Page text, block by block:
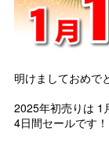
明けましておめで
2025年初売りは 1
4日間セールです！